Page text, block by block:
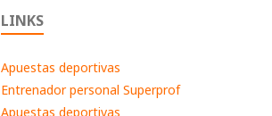
LINKS
Apuestas deportivas
Entrenador personal Superprof
Apuestas deportivas